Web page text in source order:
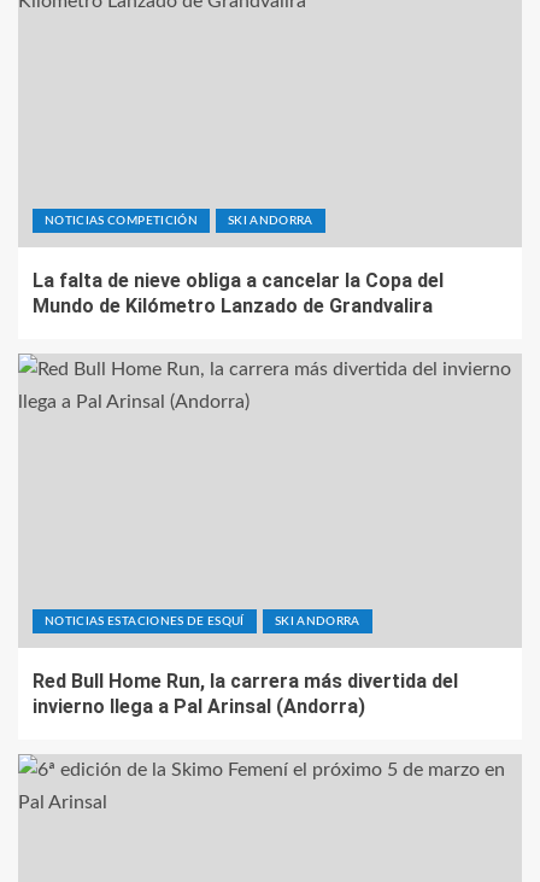
NOTICIAS COMPETICIÓN SKI ANDORRA
La falta de nieve obliga a cancelar la Copa del
Mundo de Kilómetro Lanzado de Grandvalira
NOTICIAS ESTACIONES DE ESQUÍ SKI ANDORRA
Red Bull Home Run, la carrera más divertida del
invierno llega a Pal Arinsal (Andorra)